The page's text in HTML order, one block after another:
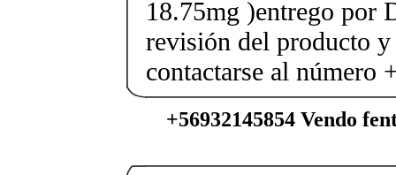
18.75mg )entrego por
revisión del producto
contactarse al número
+56932145854 Vendo